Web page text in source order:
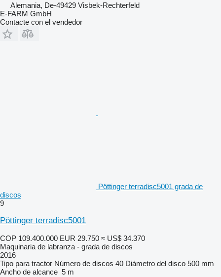
Alemania, De-49429 Visbek-Rechterfeld
E-FARM GmbH
Contacte con el vendedor
Pöttinger terradisc5001 grada de
discos
9
Pöttinger terradisc5001
COP 109.400.000 EUR 29.750 ≈ US$ 34.370
Maquinaria de labranza - grada de discos
2016
Tipo para tractor Número de discos 40 Diámetro del disco 500 mm
Ancho de alcance 5 m